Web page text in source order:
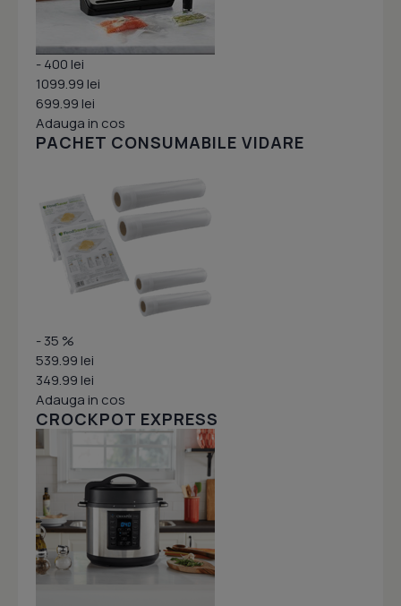
- 400 lei
1099.99 lei
699.99 lei
Adauga in cos
PACHET CONSUMABILE VIDARE
- 35 %
539.99 lei
349.99 lei
Adauga in cos
CROCKPOT EXPRESS